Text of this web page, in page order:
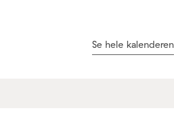
Se hele kalenderen